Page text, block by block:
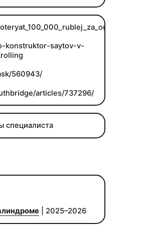
konstruktor-saytov-v-
560943/
articles/737296/
специалиста
| 2025–2026